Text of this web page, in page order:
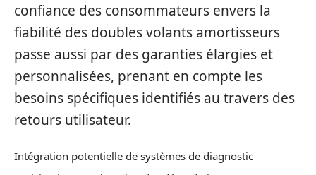
confiance des consommateurs envers la
fiabilité des doubles volants amortisseurs
passe aussi par des garanties élargies et
personnalisées, prenant en compte les
besoins spécifiques identifiés au travers des
retours utilisateur.
Intégration potentielle de systèmes de diagnostic